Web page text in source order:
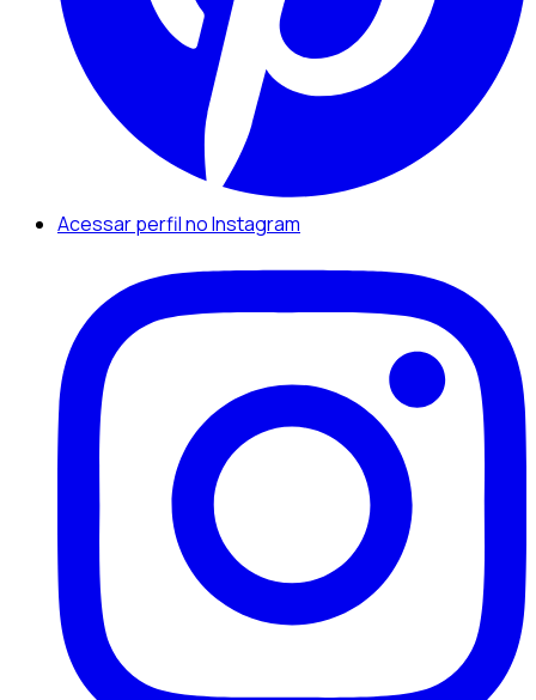
Acessar perfil no Instagram